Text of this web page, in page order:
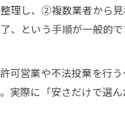
不要になった電
搬出作業が安心
不用品回収と自
唐津市の粗大ゴ
理し、②複数業者から
という手順が一般的
可営業や不法投棄を行
実際に「安さだけで選